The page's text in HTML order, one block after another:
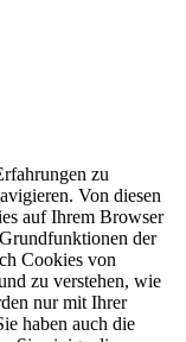
zu
Von diesen
auf Ihrem Browser
der
Cookies von
zu verstehen, wie
nur mit Ihrer
haben auch die